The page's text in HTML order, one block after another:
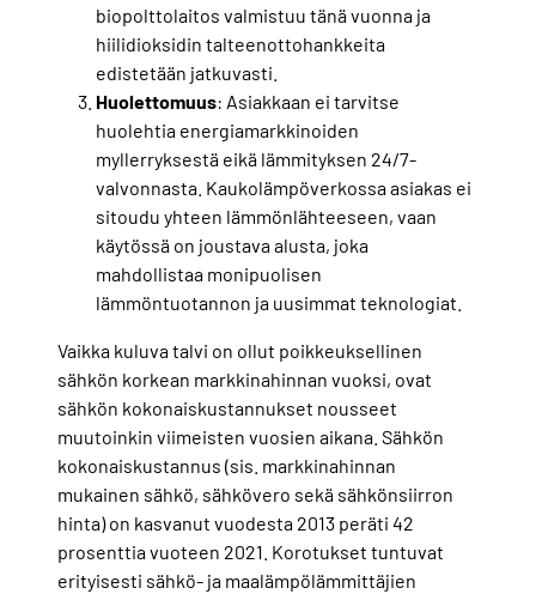
biopolttolaitos valmistuu tänä vuonna ja
hiilidioksidin talteenottohankkeita
edistetään jatkuvasti.
Huolettomuus: Asiakkaan ei tarvitse
huolehtia energiamarkkinoiden
myllerryksestä eikä lämmityksen 24/7-
valvonnasta. Kaukolämpöverkossa asiakas ei
sitoudu yhteen lämmönlähteeseen, vaan
käytössä on joustava alusta, joka
mahdollistaa monipuolisen
lämmöntuotannon ja uusimmat teknologiat.
Vaikka kuluva talvi on ollut poikkeuksellinen
sähkön korkean markkinahinnan vuoksi, ovat
sähkön kokonaiskustannukset nousseet
muutoinkin viimeisten vuosien aikana. Sähkön
kokonaiskustannus (sis. markkinahinnan
mukainen sähkö, sähkövero sekä sähkönsiirron
hinta) on kasvanut vuodesta 2013 peräti 42
prosenttia vuoteen 2021. Korotukset tuntuvat
erityisesti sähkö- ja maalämpölämmittäjien